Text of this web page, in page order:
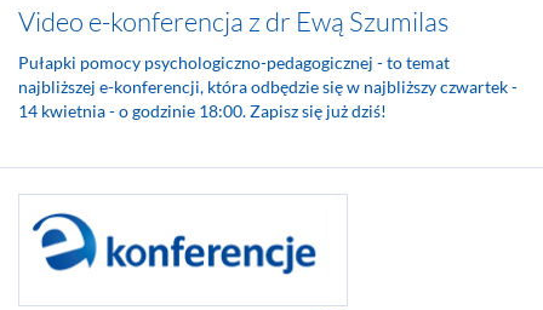
Video e-konferencja z dr Ewą Szumilas
Pułapki pomocy psychologiczno-pedagogicznej - to temat
najbliższej e-konferencji, która odbędzie się w najbliższy czwartek -
14 kwietnia - o godzinie 18:00. Zapisz się już dziś!